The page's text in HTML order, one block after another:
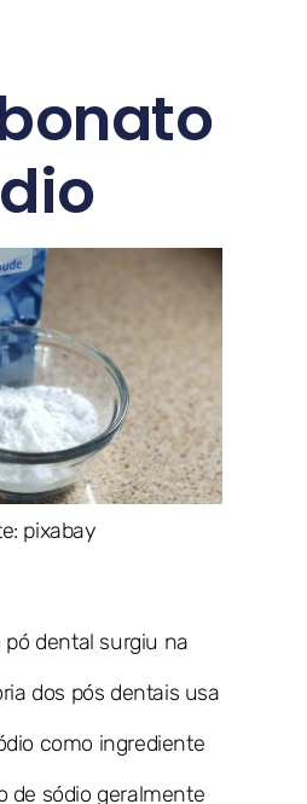
pixabay
pó dental surgiu na
dos pós dentais usa
como ingrediente
de sódio geralmente